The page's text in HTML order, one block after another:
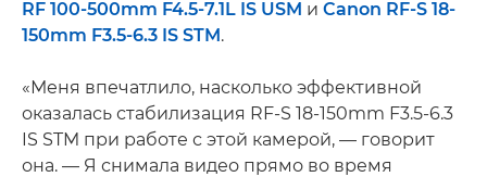
RF 100-500mm F4.5-7.1L IS USM и Canon RF-S 18-
150mm F3.5-6.3 IS STM.
«Меня впечатлило, насколько эффективной
оказалась стабилизация RF-S 18-150mm F3.5-6.3
IS STM при работе с этой камерой, — говорит
она. — Я снимала видео прямо во время